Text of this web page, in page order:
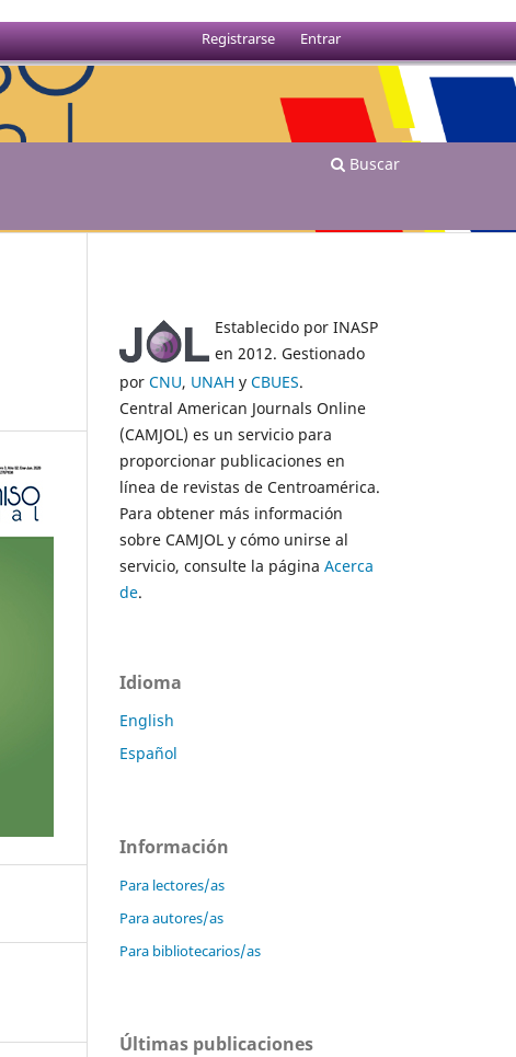
Buscar
Registrarse Entrar
Establecido por INASP
en 2012. Gestionado
por CNU, UNAH y CBUES.
Central American Journals Online
(CAMJOL) es un servicio para
proporcionar publicaciones en
línea de revistas de Centroamérica.
Para obtener más información
sobre CAMJOL y cómo unirse al
servicio, consulte la página Acerca
de.
Idioma
English
Español
Información
Para lectores/as
Para autores/as
Para bibliotecarios/as
Últimas publicaciones